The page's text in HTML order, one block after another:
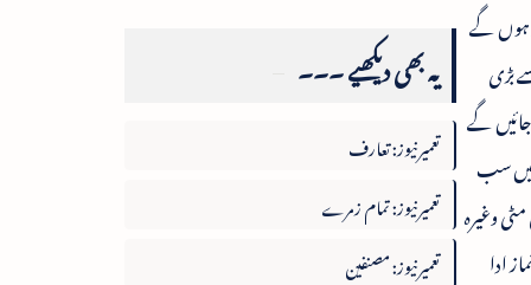
ہوں گے
الزائد مسجد جائیں گے جو دنیا کی10سب سے بڑی
گے
میں سب
وغیرہ
لوگ ایک ساتھ نماز ادا
یہ بھی دیکھیے ۔۔۔
تعمیرنیوز: تعارف
تعمیرنیوز: تمام زمرے
تعمیرنیوز: مصنفین